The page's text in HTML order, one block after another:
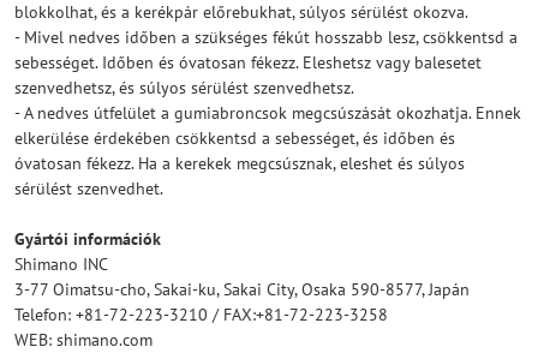
blokkolhat, és a kerékpár előrebukhat, súlyos sérülést okozva.
- Mivel nedves időben a szükséges fékút hosszabb lesz, csökkentsd a
sebességet. Időben és óvatosan fékezz. Eleshetsz vagy balesetet
szenvedhetsz, és súlyos sérülést szenvedhetsz.
- A nedves útfelület a gumiabroncsok megcsúszását okozhatja. Ennek
elkerülése érdekében csökkentsd a sebességet, és időben és
óvatosan fékezz. Ha a kerekek megcsúsznak, eleshet és súlyos
sérülést szenvedhet.
Gyártói információk
Shimano INC
3-77 Oimatsu-cho, Sakai-ku, Sakai City, Osaka 590-8577, Japán
Telefon: +81-72-223-3210 / FAX:+81-72-223-3258
WEB: shimano.com